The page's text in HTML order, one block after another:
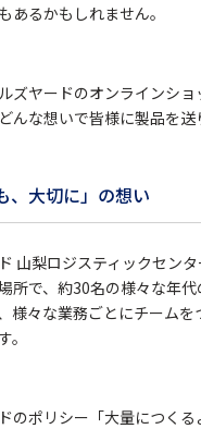
あるかもしれません。
ズヤードのオンラインシ
んな想いで皆様に製品を送
、大切に」の想い
山梨ロジスティックセン
所で、約30名の様々な年
、様々な業務ごとにチーム
。
のポリシー「大量につく